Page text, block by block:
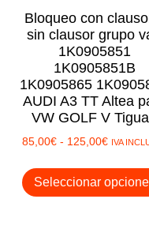
Bloqueo con
sin clausor grupo
1K0905851
1K0905851B
1K0905865
AUDI A3 TT Altea
VW GOLF V
85,00€ - 125,00€Rango
precios:
desde
IVA
Seleccionar